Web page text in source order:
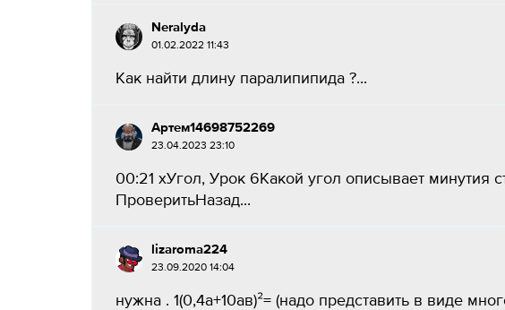
Neralyda
01.02.2022 11:43
Как найти длину паралипипида ?​...
Артем14698752269
23.04.2023 23:10
00:21 хУгол, Урок 6Какой угол описывает минутия
ПроверитьНазад​...
lizaroma224
23.09.2020 14:04
нужна . 1(0,4а+10ав)²= (надо представить в виде